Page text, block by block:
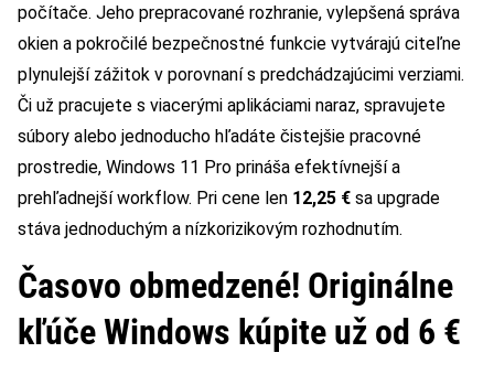
počítače. Jeho prepracované rozhranie, vylepšená správa
okien a pokročilé bezpečnostné funkcie vytvárajú citeľne
plynulejší zážitok v porovnaní s predchádzajúcimi verziami.
Či už pracujete s viacerými aplikáciami naraz, spravujete
súbory alebo jednoducho hľadáte čistejšie pracovné
prostredie, Windows 11 Pro prináša efektívnejší a
prehľadnejší workflow. Pri cene len 12,25 € sa upgrade
stáva jednoduchým a nízkorizikovým rozhodnutím.
Časovo obmedzené! Originálne
kľúče Windows kúpite už od 6 €